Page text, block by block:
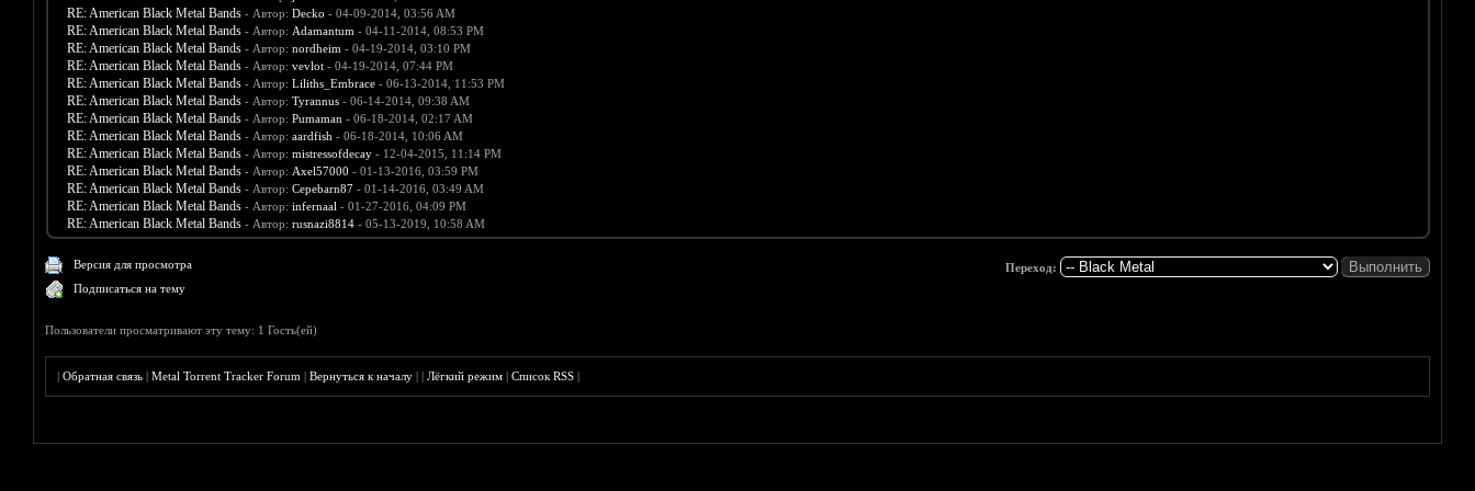
RE: American Black Metal Bands - Автор: Decko - 04-09-2014, 03:56 AM
RE: American Black Metal Bands - Автор: Adamantum - 04-11-2014, 08:53 PM
RE: American Black Metal Bands - Автор: nordheim - 04-19-2014, 03:10 PM
RE: American Black Metal Bands - Автор: vevlot- 04-19-2014, 07:44 PM
RE: American Black Metal Bands - Автор: Liliths_Embrace- 06-13-2014, 11:53 PM
RE: American Black Metal Bands - Автор: Tyrannus- 06-14-2014, 09:38 AM
RE: American Black Metal Bands - Автор: Pumaman - 06-18-2014, 02:17 AM
RE: American Black Metal Bands - Автор: aardfish - 06-18-2014, 10:06 AM
RE: American Black Metal Bands - Автор: mistressofdecay- 12-04-2015, 11:14 PM
RE: American Black Metal Bands - Автор: Axel57000 - 01-13-2016, 03:59 PM
RE: American Black Metal Bands - Автор: Cepebarn87- 01-14-2016, 03:49 AM
RE: American Black Metal Bands - Автор: infernaal - 01-27-2016, 04:09 PM
RE: American Black Metal Bands - Автор: rusnazi8814- 05-13-2019, 10:58 AM
Версия для просмотра
Подписаться на тему
Переход:
Пользователи просматривают эту тему: 1 Гость(ей)
|Обратная связь |Metal Torrent Tracker Forum |Вернуться к началу ||Лёгкий режим |Список RSS |